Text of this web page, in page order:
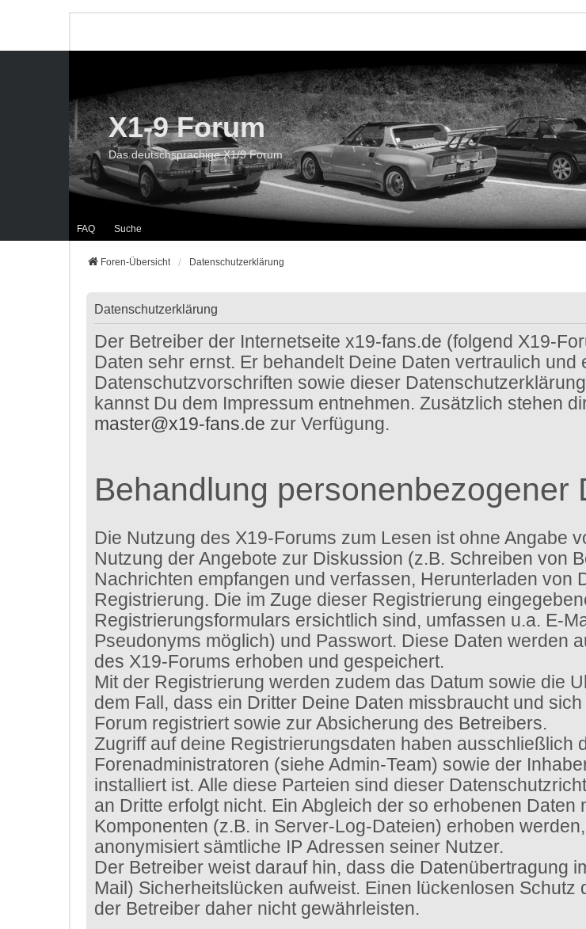
FAQ Suche
X1-9 Forum
Das deutschsprachige X1/9 Forum
Foren-Übersicht Datenschutzerklärung
Datenschutzerklärung
Der Betreiber der Internetseite x19-fans.de (folgend X19-
Daten sehr ernst. Er behandelt Deine Daten vertraulich
Datenschutzvorschriften sowie dieser
kannst Du dem Impressum entnehmen. Zusätzlich stehen
master@x19-fans.de zur Verfügung.
Behandlung personenbezogener
Die Nutzung des X19-Forums zum Lesen ist ohne Angabe
Nutzung der Angebote zur Diskussion (z.B. Schreiben von
Nachrichten empfangen und verfassen, Herunterladen von
Registrierung. Die im Zuge dieser Registrierung
Registrierungsformulars ersichtlich sind, umfassen u.a. E-
Pseudonyms möglich) und Passwort. Diese Daten werden
des X19-Forums erhoben und gespeichert.
Mit der Registrierung werden zudem das Datum sowie die
dem Fall, dass ein Dritter Deine Daten missbraucht und
Forum registriert sowie zur Absicherung des Betreibers.
Zugriff auf deine Registrierungsdaten haben ausschließlich
Forenadministratoren (siehe Admin-Team) sowie der
installiert ist. Alle diese Parteien sind dieser
an Dritte erfolgt nicht. Ein Abgleich der so erhobenen
Komponenten (z.B. in Server-Log-Dateien) erhoben
anonymisiert sämtliche IP Adressen seiner Nutzer.
Der Betreiber weist darauf hin, dass die Datenübertragung
Mail) Sicherheitslücken aufweist. Einen lückenlosen
der Betreiber daher nicht gewährleisten.